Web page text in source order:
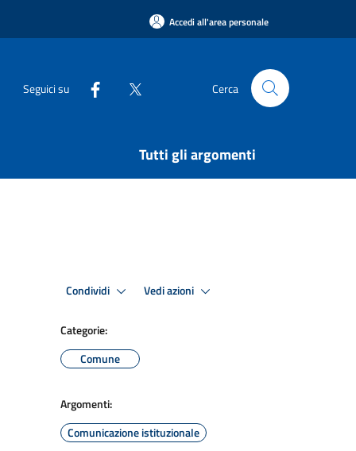
Accedi all'area personale
Seguici su Cerca
Tutti gli argomenti
Condividi Vedi azioni
Categorie:
Comune
Argomenti:
Comunicazione istituzionale